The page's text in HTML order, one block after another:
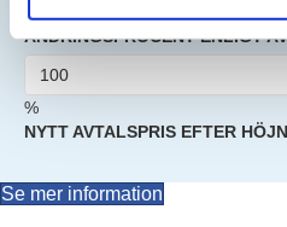
SEK
ÄNDRINGSPROCENT ENLIGT
%
NYTT AVTALSPRIS EFTER
Se mer information